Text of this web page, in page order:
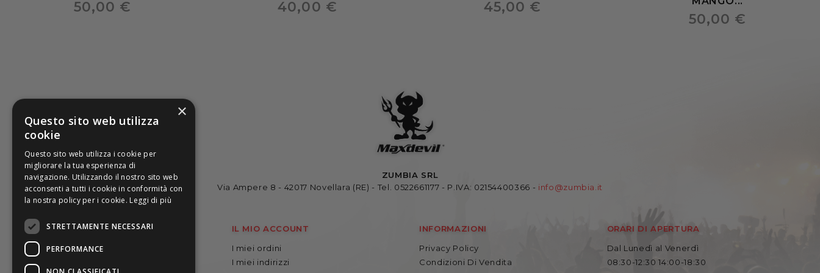
50,00 € 40,00 € 45,00 €
50,00 €
ZUMBIA SRL
Via Ampere 8 - 42017 Novellara (RE) - Tel. 0522661177 - P.IVA: 02154400366 - info@zumbia.it
CATALOGO
Artisti
IL MIO ACCOUNT
I miei ordini
I miei indirizzi
INFORMAZIONI
Privacy Policy
Condizioni Di Vendita
ORARI DI APERTURA
Dal Lunedì al Venerdì
08:30-12:30 14:00-18:30
×
Questo sito web utilizza
cookie
Questo sito web utilizza i cookie per
migliorare la tua esperienza di
navigazione. Utilizzando il nostro sito web
acconsenti a tutti i cookie in conformità con
la nostra policy per i cookie. Leggi di più
STRETTAMENTE NECESSARI
PERFORMANCE